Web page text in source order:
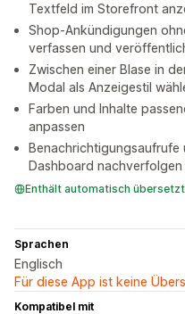
Textfeld im Storefront
Shop-Ankündigungen
verfassen und
Zwischen einer Blase in
Modal als Anzeigestil
Farben und Inhalte
anpassen
Dashboard nachverfolgen
Enthält automatisch
Sprachen
Englisch
Für diese App ist keine
Kompatibel mit